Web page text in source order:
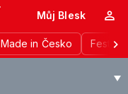
Made in Česko
Můj Blesk